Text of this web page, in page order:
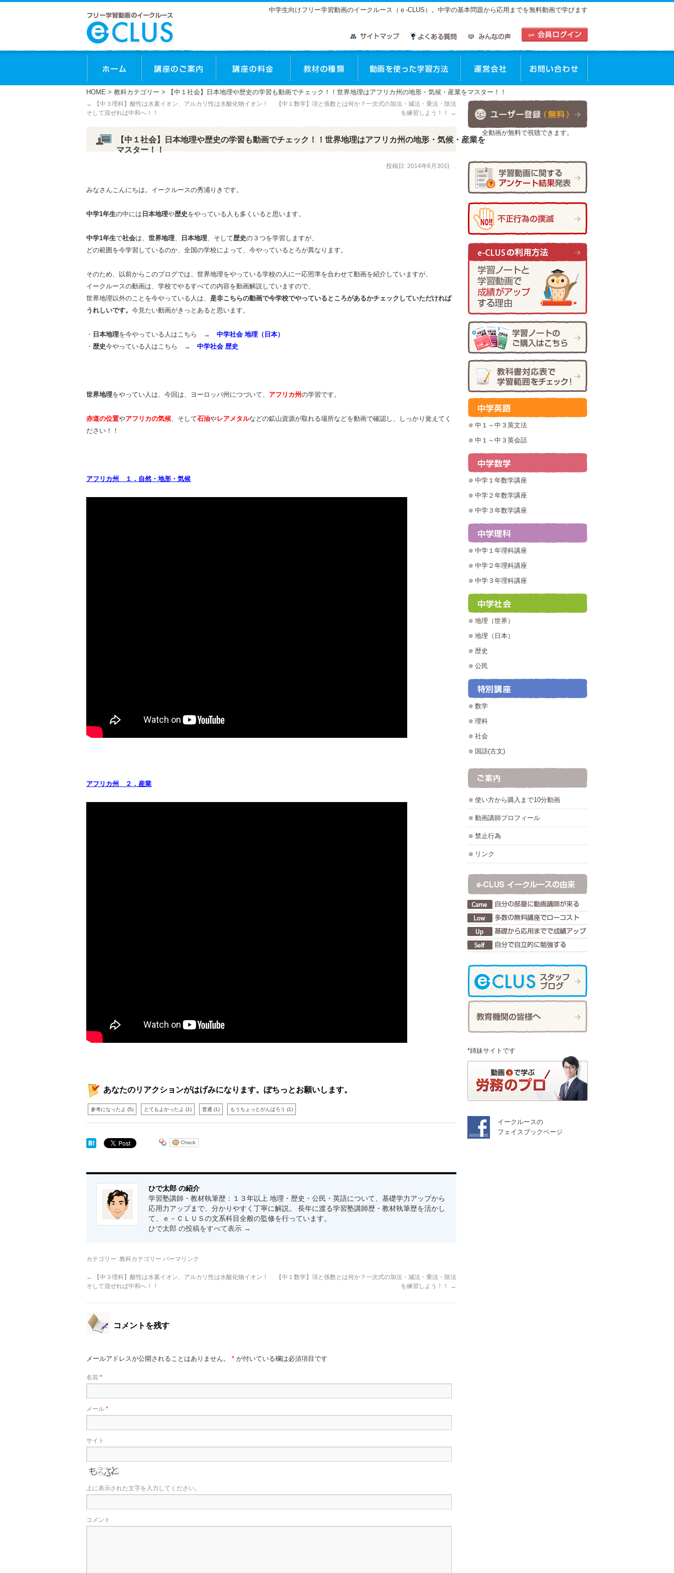
中学生向けフリー学習動画のイークルース（ｅ-CLUS）。中学の基本問題から応用までを無料動画で学びます
ホーム 講座のご案内 講座の料金 教材の種類 動画を使った学習方法運営会社 お問合せ
HOME > 教科カテゴリー > 【中１社会】日本地理や歴史の学習も動画でチェック！！世界地理はアフリカ州の地形・気候・産業をマスター！！
←
【中３理科】酸性は水素イオン、アルカリ性は水酸化物イオン！
そして混ぜれば中和へ！！
【中１数学】項と係数とは何か？一次式の加法・減法・乗法・除法
を練習しよう！！
→
【中１社会】日本地理や歴史の学習も動画でチェック！！世界地理はアフリカ州の地形・気候・産業を
マスター！！
投稿日: 2014年6月30日
みなさんこんにちは。イークルースの秀浦りきです。
中学1年生の中には 日本地理や歴史をやっている人も多くいると思います。
中学1年生で社会は、 世界地理、 日本地理、そして歴史の３つを学習しますが、
どの範囲を今学習しているのか、全国の学校によって、今やっているとろが異なります。
そのため、以前からこのブログでは、世界地理をやっている学校の人に一応照準を合わせて動画を紹介していますが、
イークルースの動画は、学校でやるすべての内容を動画解説していますので、
世界地理以外のことを今やっている人は、 是非こちらの動画で今学校でやっているところがあるかチェックしていただければ
うれしいです。 今見たい動画がきっとあると思います。
・ 日本地理を今やっている人はこちら → 中学社会 地理（日本）
・ 歴史今やっている人はこちら → 中学社会 歴史
世界地理をやってい人は、今回は、ヨーロッパ州につづいて、 アフリカ州の学習です。
赤道の位置やアフリカの気候、そして石油やレアメタルなどの鉱山資源が取れる場所などを動画で確認し、しっかり覚えてく
ださい！！
アフリカ州 １．自然・地形・気候
アフリカ州 ２．産業
あなたのリアクションがはげみになります。ぽちっとお願いします。
参考になったよ (5) とてもよかったよ (1) 普通 (1) もうちょっとがんばろう (1)
ひで太郎 の紹介
学習塾講師・教材執筆歴：１３年以上 地理・歴史・公民・英語について、基礎学力アップから
応用力アップまで、分かりやすく丁寧に解説。 長年に渡る学習塾講師歴・教材執筆歴を活かし
て、ｅ－ＣＬＵＳの文系科目全般の監修を行っています。
ひで太郎 の投稿をすべて表示 →
カテゴリー: 教科カテゴリー パーマリンク
←
【中３理科】酸性は水素イオン、アルカリ性は水酸化物イオン！
そして混ぜれば中和へ！！
【中１数学】項と係数とは何か？一次式の加法・減法・乗法・除法
を練習しよう！！
→
コメントを残す
メールアドレスが公開されることはありません。 * が付いている欄は必須項目です
名前 *
メール *
サイト
上に表示された文字を入力してください。
コメント
全動画が無料で視聴できます。
中１～中３英文法
中１～中３英会話
中学１年数学講座
中学２年数学講座
中学３年数学講座
中学１年理科講座
中学２年理科講座
中学３年理科講座
地理（世界）
地理（日本）
歴史
公民
数学
理科
社会
国語(古文)
使い方から購入まで10分動画
動画講師プロフィール
禁止行為
リンク
*姉妹サイトです
イークルースの
フェイスブックページ